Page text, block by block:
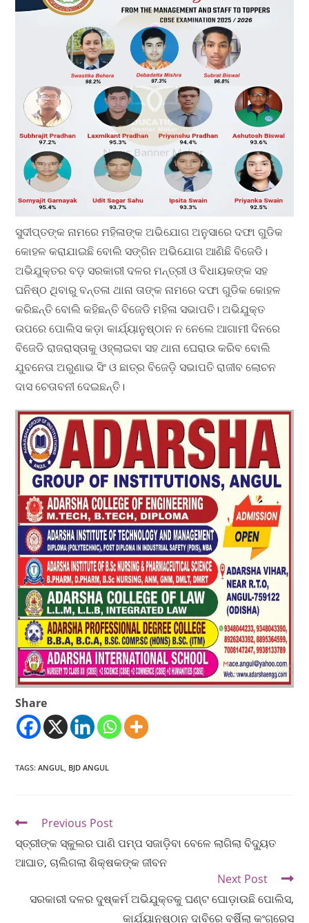
ସୁଦୀପ୍ତଙ୍କ ନାମରେ ମହିଳାଙ୍କ ଅଭିଯୋଗ ଅନୁସାରେ ଦଫା ଗୁଡିକ
କୋହଳ କରାଯାଇଛି ବୋଲି ସଙ୍ଗିନ ଅଭିଯୋଗ ଆଣିଛି ବିଜେଡି।
ଅଭିଯୁକ୍ତର ବଡ଼ ସରକାରୀ ଦଳର ମନ୍ତ୍ରୀ ଓ ବିଧାୟକଙ୍କ ସହ
ଘନିଷ୍ଠ ଥିବାରୁ ବନ୍ତଳା ଥାନା ତାଙ୍କ ନାମରେ ଦଫା ଗୁଡିକ କୋହଳ
କରିଛନ୍ତି ବୋଲି କହିଛନ୍ତି ବିଜେଡି ମହିଳା ସଭାପତି। ଅଭିଯୁକ୍ତ
ଉପରେ ପୋଲିସ କଡ଼ା କାର୍ଯ୍ୟାନୁଷ୍ଠାନ ନ ନେଲେ ଆଗାମୀ ଦିନରେ
ବିଜେଡି ରାଜରାସ୍ତାକୁ ଓହ୍ଲାଇବା ସହ ଥାନା ଘେରାଉ କରିବ ବୋଲି
ଯୁବନେତା ଅରୁଣାଭ ସିଂ ଓ ଛାତ୍ର ବିଜେଡ଼ି ସଭାପତି ରାଜୀବ ଲୋଚନ
ଦାସ ଚେତାବନୀ ଦେଇଛନ୍ତି।
Share
TAGS:ANGUL, BJD ANGUL
Previous Post
ସ୍ତ୍ରୀଙ୍କ ସ୍କୁଲର ପାଣି ପମ୍ପ ସଜାଡ଼ିବା ବେଳେ ଲାଗିଲା ବିଦ୍ୟୁତ
ଆଘାତ, ଚାଲିଗଲା ଶିକ୍ଷକଙ୍କ ଜୀବନ
Next Post
ସରକାରୀ ଦଳର ଦୁଷ୍କର୍ମ ଅଭିଯୁକ୍ତକୁ ଘଣ୍ଟ ଘୋଡ଼ାଉଛି ପୋଲିସ,
କାର୍ଯ୍ୟାନୁଷ୍ଠାନ ଦାବିରେ ବର୍ଷିଲା କଂଗ୍ରେସ